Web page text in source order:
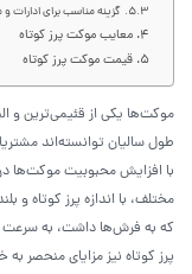
گزینه مناسب برای ادارات و
معایب موکت پرز کوتاه
قیمت موکت پرز کوتاه
موکت‌ها یکی از قئیمی‌ترین و
طول سالیان توانسته‌اند
با افزایش محبوبیت موکت‌ها
مختلف، با اندازه پرز کوتاه و
که به فرش‌ها داشت، به سرعت
پرز کوتاه نیز مزایای منحصر